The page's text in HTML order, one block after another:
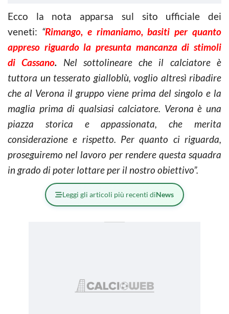
Ecco la nota apparsa sul sito ufficiale dei
veneti: “Rimango, e rimaniamo, basiti per quanto
appreso riguardo la presunta mancanza di stimoli
di Cassano. Nel sottolineare che il calciatore è
tuttora un tesserato gialloblù, voglio altresì ribadire
che al Verona il gruppo viene prima del singolo e la
maglia prima di qualsiasi calciatore. Verona è una
piazza storica e appassionata, che merita
considerazione e rispetto. Per quanto ci riguarda,
proseguiremo nel lavoro per rendere questa squadra
in grado di poter lottare per il nostro obiettivo”.
Leggi gli articoli più recenti diNews